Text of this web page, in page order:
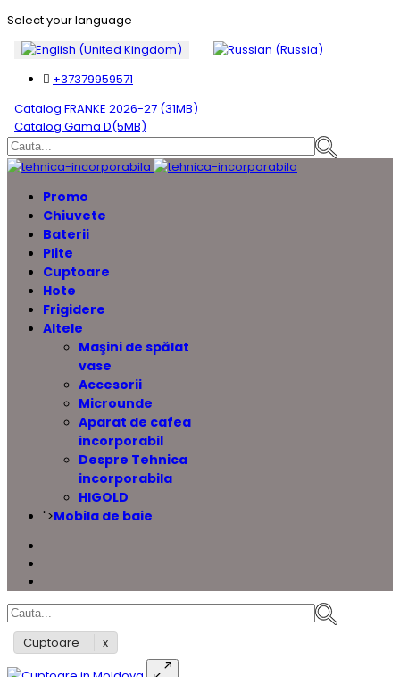
Select your language
+37379959571
Catalog FRANKE 2026-27 (31MB)
Catalog Gama D(5MB)
Promo
Chiuvete
Baterii
Plite
Cuptoare
Hote
Frigidere
Altele
Maşini de spălat
vase
Accesorii
Microunde
Aparat de cafea
incorporabil
Despre Tehnica
incorporabila
HIGOLD
">Mobila de baie
Cuptoare